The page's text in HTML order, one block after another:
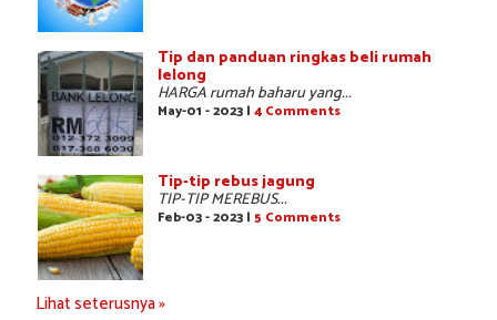
Tip dan panduan ringkas beli rumah
lelong
HARGA rumah baharu yang...
May-01 - 2023 | 4 Comments
Tip-tip rebus jagung
TIP-TIP MEREBUS...
Feb-03 - 2023 | 5 Comments
Lihat seterusnya »